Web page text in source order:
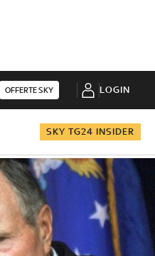
OFFERTE SKY LOGIN
SKY TG24 INSIDER